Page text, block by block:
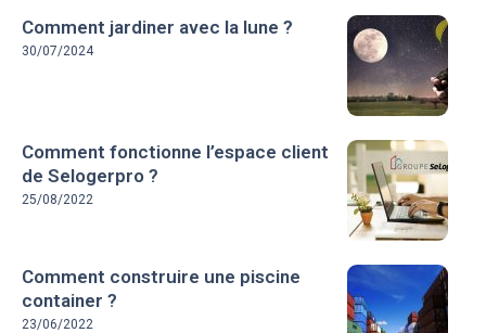
Comment jardiner avec la lune ?
30/07/2024
Comment fonctionne l’espace client
de Selogerpro ?
25/08/2022
Comment construire une piscine
container ?
23/06/2022